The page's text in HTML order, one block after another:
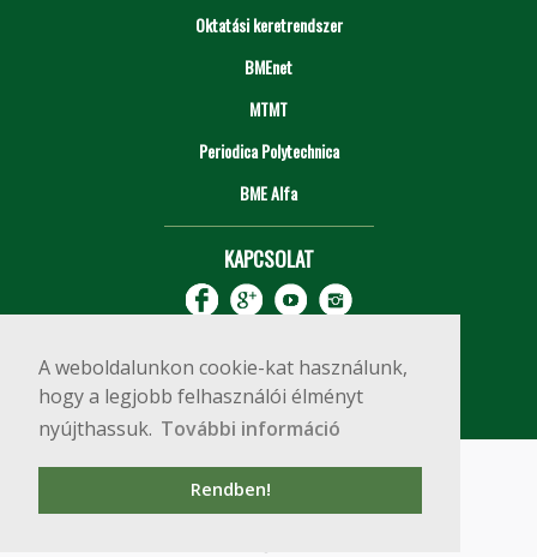
A weboldalunkon cookie-kat használunk,
hogy a legjobb felhasználói élményt
nyújthassuk. További információ
Rendben!
Oktatási keretrendszer
BMEnet
MTMT
Periodica Polytechnica
BME Alfa
KAPCSOLAT
Copyright © 2020 BME Építőmérnöki Kar
1111 Budapest, Műegyetem rkp. 3.